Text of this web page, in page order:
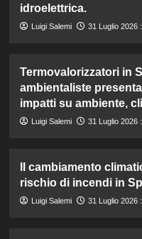
idroelettrica.
Luigi Salemi 31 Luglio 2026
Termovalorizzatori in
ambientaliste
impatti su ambiente,
Luigi Salemi 31 Luglio 2026
Il cambiamento
rischio di incendi in
Luigi Salemi 31 Luglio 2026